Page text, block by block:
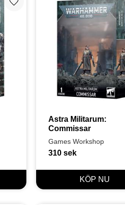
Lägg till i favoriter
Astra Militarum:
Commissar
Games Workshop
310sek